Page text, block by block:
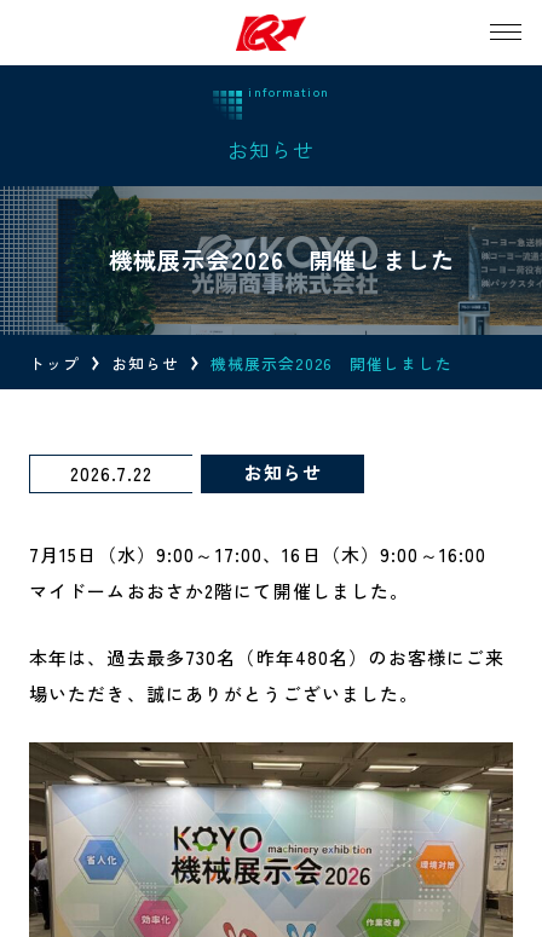
機械展示会2026 開催しました
お知らせ
トップ お知らせ 機械展示会2026 開催しました
2026.7.22 お知らせ
7月15日（水）9:00～17:00、16日（木）9:00～16:00
マイドームおおさか2階にて開催しました。
本年は、過去最多730名（昨年480名）のお客様にご来
場いただき、誠にありがとうございました。